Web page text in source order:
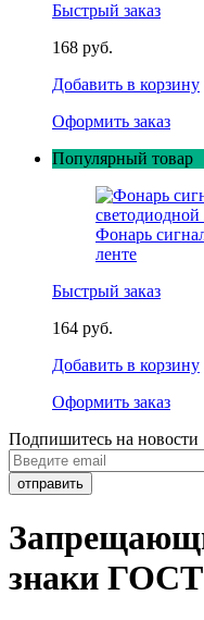
Быстрый заказ
168 руб.
Добавить в корзину
Оформить заказ
Популярный товар
Фонарь
ленте
Быстрый заказ
164 руб.
Добавить в корзину
Оформить заказ
Подпишитесь на новости
знаки ГОСТ